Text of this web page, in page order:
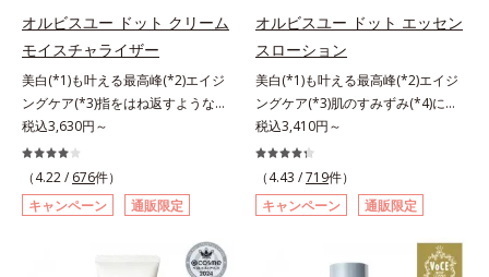
なり始めることおよび表面に新たな
膜ができ始めることで膜が強くくず
れにくくなり、密閉することで保湿
成分を浸透促進すること（角層ま
で）*5 保湿成分*6 角層まで＜使用
量目安＞大きめのパール1粒程度
※全顔使用の場合＜使用ステップ＞
洗顔料 ⇒ 化粧水 ⇒ 保湿液 ⇒オル
ビス リンクルブライトUVプロテク
ター N各商品の詳しい情報は商品ペ
ージをご覧ください。・BEAUTY夏
メマツヨイグサ抽出液、スイカズラ
エキス配合＝角層のすみずみまで水
分・油分を保ち、ハリ・ツヤを与え
る保湿成分*10 気持ちのことアレ
ルギーテスト済＝全ての方にアレル
ギーが起こらないということではあ
りません。
で、"顔全体にご使用いただける設
計"。見えているシワはもちろん、
自分では気づきにくい死角のシワの
改善にも効果を発揮します。*1 メ
ラニンの生成を抑え、シミ・ソバカ
スを防ぐ*2 ナイアシンアミド（有
効成分）、水添大豆リン脂質、フィ
トステロール、水（基剤）、
BG（保湿）*3 角層まで*4 K石けん
素地、ホホバアルコール、トリステ
アリン酸デカグリセリル（基剤）*5
カスを防ぎます。さらに、「アルテ
アネスレ(*6)」を配合し、うるおい
に満ちた自分本来の澄み渡るような
透明感を目指します。手に取った
時、なじませた時、後肌、と3段階
に変化するテクスチャーは、肌にす
ばやくなじみ、毎日の美白ケアを楽
しくする使いごこちを叶えました。
*1 メラニンの蓄積を抑え、シミ・
ソバカスを防ぐ*2 デクスパンテノ
ールW*3 これからできるシミのこ
と*4 うるおいによる透明感のある
オルビスユー ドット クリーム
モイスチャライザー
美白(*1)も叶える最高峰(*2)エイジ
ングケア(*3)指をはね返すような弾
力感が宿るハリ感 濃密フィットク
リーム。ハリも透明感(*4)も結果主
義。年齢サイン(*5)の因子に着目し
た肌科学エイジングケア(*3)シリー
ズ。オルビスユー ドットシリーズ
は、年齢による肌悩み一つ一つを対
処するのではなく、肌で起きている
税込3,630円～
（4.22 / 676件）
キャンペーン
通販限定
オルビスユー ドット エッセン
スローション
美白(*1)も叶える最高峰(*2)エイジ
ングケア(*3)肌のすみずみ(*4)にし
みわたるうるおい充満ローション。
ハリも透明感(*5)も結果主義。年齢
サイン(*6)の因子に着目した肌科学
エイジングケア(*3)シリーズ。オル
ビスユー ドットシリーズは、年齢
による肌悩み一つ一つを対処するの
ではなく、肌で起きていることの根
税込3,410円～
（4.43 /719件）
キャンペーン
通販限定